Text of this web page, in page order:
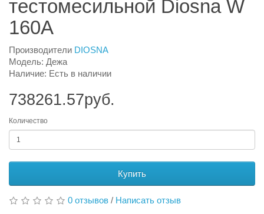
тестомесильной Diosna W
160A
Производители DIOSNA
Модель: Дежа
Наличие: Есть в наличии
738261.57руб.
Количество
Купить
0 отзывов / Написать отзыв